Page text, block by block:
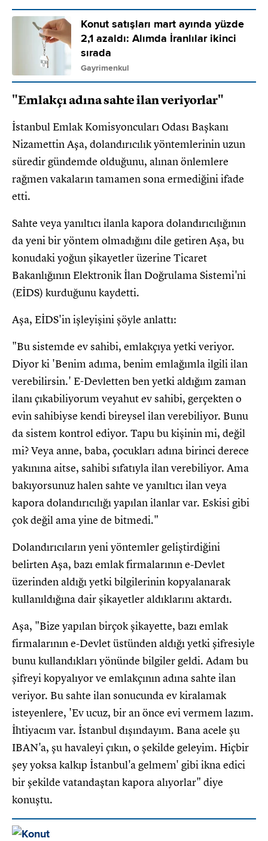
Konut satışları mart ayında yüzde
2,1 azaldı: Alımda İranlılar ikinci
sırada
Gayrimenkul
"Emlakçı adına sahte ilan veriyorlar"
İstanbul Emlak Komisyoncuları Odası Başkanı
Nizamettin Aşa, dolandırıcılık yöntemlerinin uzun
süredir gündemde olduğunu, alınan önlemlere
rağmen vakaların tamamen sona ermediğini ifade
etti.
Sahte veya yanıltıcı ilanla kapora dolandırıcılığının
da yeni bir yöntem olmadığını dile getiren Aşa, bu
konudaki yoğun şikayetler üzerine Ticaret
Bakanlığının Elektronik İlan Doğrulama Sistemi'ni
(EİDS) kurduğunu kaydetti.
Aşa, EİDS'in işleyişini şöyle anlattı:
"Bu sistemde ev sahibi, emlakçıya yetki veriyor.
Diyor ki 'Benim adıma, benim emlağımla ilgili ilan
verebilirsin.' E-Devletten ben yetki aldığım zaman
ilanı çıkabiliyorum veyahut ev sahibi, gerçekten o
evin sahibiyse kendi bireysel ilan verebiliyor. Bunu
da sistem kontrol ediyor. Tapu bu kişinin mi, değil
mi? Veya anne, baba, çocukları adına birinci derece
yakınına aitse, sahibi sıfatıyla ilan verebiliyor. Ama
bakıyorsunuz halen sahte ve yanıltıcı ilan veya
kapora dolandırıcılığı yapılan ilanlar var. Eskisi gibi
çok değil ama yine de bitmedi."
Dolandırıcıların yeni yöntemler geliştirdiğini
belirten Aşa, bazı emlak firmalarının e-Devlet
üzerinden aldığı yetki bilgilerinin kopyalanarak
kullanıldığına dair şikayetler aldıklarını aktardı.
Aşa, "Bize yapılan birçok şikayette, bazı emlak
firmalarının e-Devlet üstünden aldığı yetki şifresiyle
bunu kullandıkları yönünde bilgiler geldi. Adam bu
şifreyi kopyalıyor ve emlakçının adına sahte ilan
veriyor. Bu sahte ilan sonucunda ev kiralamak
isteyenlere, 'Ev ucuz, bir an önce evi vermem lazım.
İhtiyacım var. İstanbul dışındayım. Bana acele şu
IBAN'a, şu havaleyi çıkın, o şekilde geleyim. Hiçbir
şey yoksa kalkıp İstanbul'a gelmem' gibi ikna edici
bir şekilde vatandaştan kapora alıyorlar" diye
konuştu.